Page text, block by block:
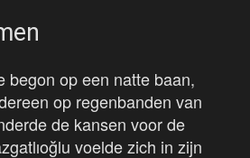
begon op een natte baan,
op regenbanden van
de kansen voor de
voelde zich in zijn